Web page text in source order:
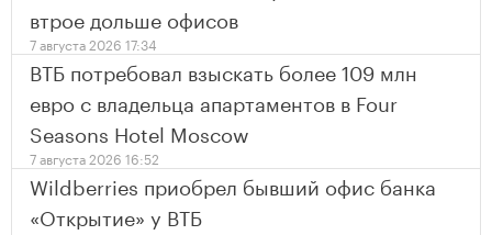
втрое дольше офисов
7 августа 2026 17:34
ВТБ потребовал взыскать более 109 млн
евро с владельца апартаментов в Four
Seasons Hotel Moscow
7 августа 2026 16:52
Wildberries приобрел бывший офис банка
«Открытие» у ВТБ